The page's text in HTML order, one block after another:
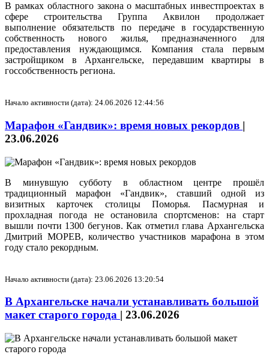
В рамках областного закона о масштабных инвестпроектах в
сфере строительства Группа Аквилон продолжает
выполнение обязательств по передаче в государственную
собственность нового жилья, предназначенного для
предоставления нуждающимся. Компания стала первым
застройщиком в Архангельске, передавшим квартиры в
госсобственность региона.
Начало активности (дата): 24.06.2026 12:44:56
Марафон «Гандвик»: время новых рекордов |
23.06.2026
В минувшую субботу в областном центре прошёл
традиционный марафон «Гандвик», ставший одной из
визитных карточек столицы Поморья. Пасмурная и
прохладная погода не остановила спортсменов: на старт
вышли почти 1300 бегунов. Как отметил глава Архангельска
Дмитрий МОРЕВ, количество участников марафона в этом
году стало рекордным.
Начало активности (дата): 23.06.2026 13:20:54
В Архангельске начали устанавливать большой
макет старого города | 23.06.2026